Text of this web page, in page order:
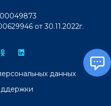
от 30.11.2022г.
данных